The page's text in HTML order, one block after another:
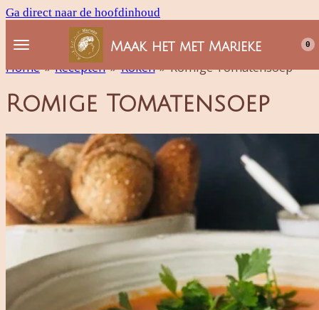
Ga direct naar de hoofdinhoud
Maak het met Marieke 0
Home » Recepten » Koken » Romige Tomatensoep
Romige Tomatensoep